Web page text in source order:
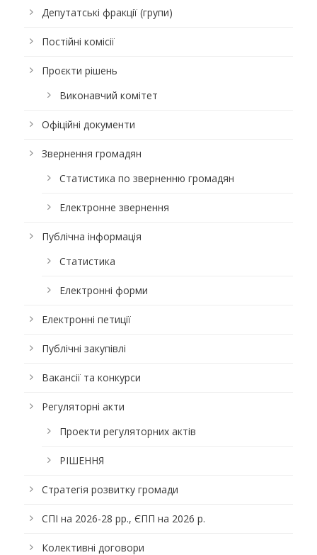
Депутатські фракції (групи)
Постійні комісії
Проєкти рішень
Виконавчий комітет
Офіційні документи
Звернення громадян
Статистика по зверненню громадян
Електронне звернення
Публічна інформація
Статистика
Електронні форми
Електронні петиції
Публічні закупівлі
Вакансії та конкурси
Регуляторні акти
Проекти регуляторних актів
РІШЕННЯ
Стратегія розвитку громади
СПІ на 2026-28 рр., ЄПП на 2026 р.
Колективні договори